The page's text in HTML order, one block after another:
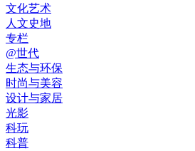
文化艺术
人文史地
专栏
@世代
生态与环保
时尚与美容
设计与家居
光影
科玩
科普